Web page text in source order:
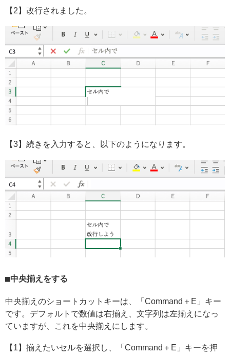
【2】改行されました。
【3】続きを入力すると、以下のようになります。
中央揃えをする
中央揃えのショートカットキーは、「Command＋E」キー
です。デフォルトで数値は右揃え、文字列は左揃えになっ
ていますが、これを中央揃えにします。
【1】揃えたいセルを選択し、「Command＋E」キーを押